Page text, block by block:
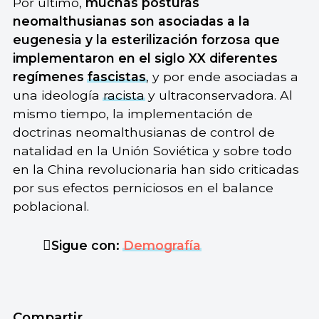
neomalthusianas son asociadas a la
eugenesia y la esterilización forzosa que
implementaron en el siglo XX diferentes
regímenesfascistas, y por ende asociadas a
una ideologíaracistay ultraconservadora. Al
mismo tiempo, la implementación de
doctrinas neomalthusianas de control de
natalidad en la Unión Soviética y sobre todo
en la China revolucionaria han sido criticadas
por sus efectos perniciosos en el balance
poblacional.
Sigue con:Demografía